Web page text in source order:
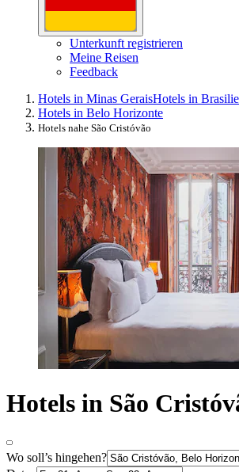
Unterkunft registrieren
Meine Reisen
Feedback
Hotels in Minas GeraisHotels in
Hotels in Belo Horizonte
Hotels nahe São Cristóvão
Hotels in São
Wo soll’s hingehen?